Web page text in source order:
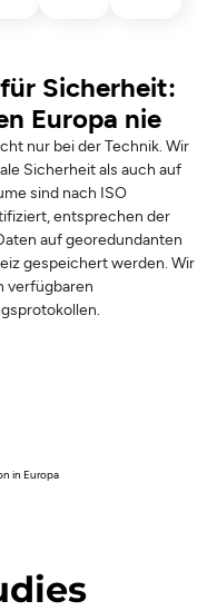
Sicherheit:
Europa nie
nur bei der Technik. Wir
Sicherheit als auch auf
sind nach ISO
entsprechen der
auf georedundanten
gespeichert werden. Wir
verfügbaren
in Europa